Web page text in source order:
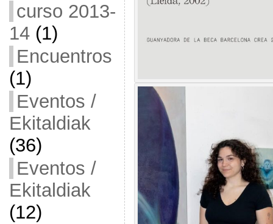
curso 2013-
14(1)
Encuentros
(1)
Eventos /
Ekitaldiak
(36)
Eventos /
Ekitaldiak
(12)